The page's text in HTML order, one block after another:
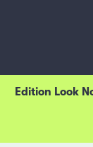
Edition Look